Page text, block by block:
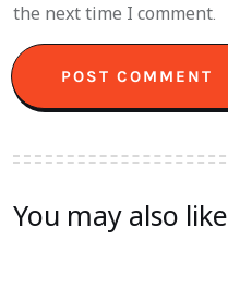
the next time I comment.
You may also like